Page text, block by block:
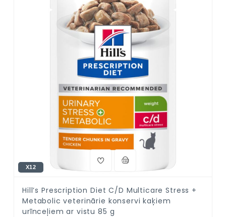
X12
Hill’s Prescription Diet C/D Multicare Stress +
Metabolic veterinārie konservi kaķiem
urīnceļiem ar vistu 85 g